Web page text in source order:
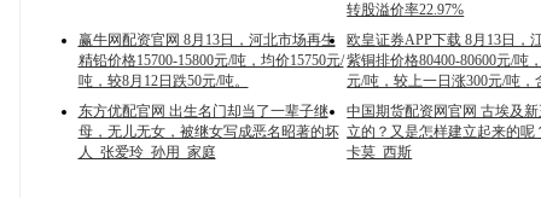
转股溢价率22.97%
赢牛网配资官网 8月13日，河北市场再生
精铅价格15700-15800元/吨，均价15750元/
吨，较8月12日跌50元/吨。
欧皇证券APP下载 8月13日，
紫铜排价格80400-80600元/吨
元/吨，较上一日涨300元/吨，
东方优配官网 出生名门却当了一辈子继
母，无儿无女，被继女写成恶名昭著的坏
人_张爱玲_孙用_家庭
中国期货配资网官网 古埃及
立的？又是怎样建立起来的呢
卡莫_西斯